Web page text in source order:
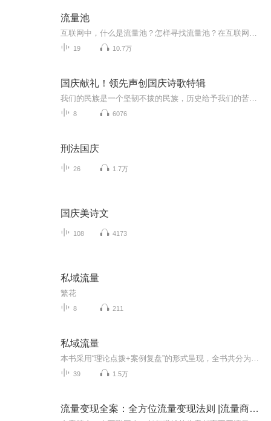
流量池
19 10.7万
国庆献礼！领先声创国庆诗歌特辑
8 6076
刑法国庆
26 1.7万
国庆美诗文
108 4173
私域流量
繁花
8 211
私域流量
39 1.5万
流量变现全案：全方位流量变现法则 |流量商业化